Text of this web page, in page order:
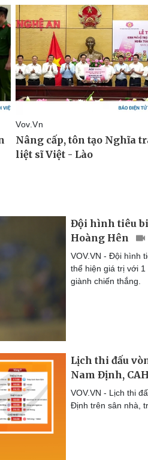
Đội hình tiêu
Hoàng Hên
VOV.VN - Đội hình
thể hiện giá trị với
giành chiến thắng.
Lịch thi đấu
Nam Định,
VOV.VN - Lịch thi
Định trên sân nhà,